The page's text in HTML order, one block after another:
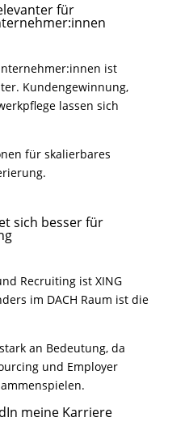
für
ist
Kundengewinnung,
lassen sich
für skalierbares
sich besser für
Recruiting ist XING
im DACH Raum ist die
an Bedeutung, da
und Employer
meine Karriere